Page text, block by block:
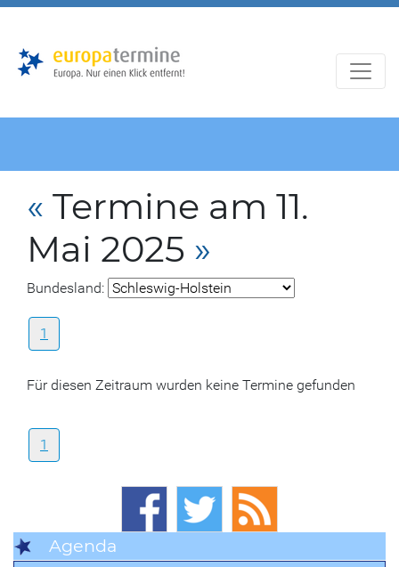
« Termine am 11.
Mai 2025 »
Bundesland:
1
Für diesen Zeitraum wurden keine Termine gefunden
1
Agenda